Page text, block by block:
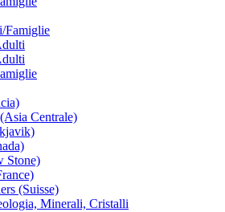
Famiglie
Centrale)
Stone)
(Suisse)
Minerali, Cristalli